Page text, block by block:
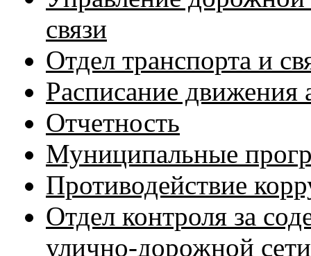
связи
Отдел транспорта и
Расписание движения
Отчетность
Муниципальные
Противодействие
Отдел контроля за
улично-дорожной сети